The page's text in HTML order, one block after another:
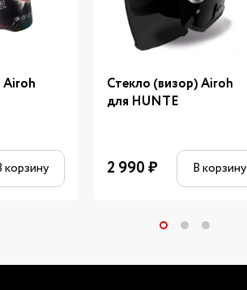
Airoh
корзину
Стекло (визор) Airoh
для HUNTE
2 990₽ В корзину